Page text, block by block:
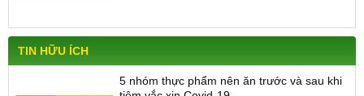
TIN HỮU ÍCH
5 nhóm thực phẩm nên ăn trước và sau khi